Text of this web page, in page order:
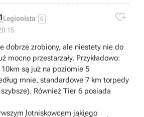
Legionista 6 
dobrze zrobiony, ale niestety nie do
mocno przestarzały. Przykładowo:
są już na poziomie 5
mnie, standardowe 7 km torpedy
Również Tier 6 posiada
lotniskowcem jakiego